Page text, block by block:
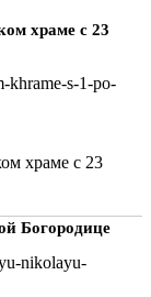
храме с 23
храме с 23
Богородице